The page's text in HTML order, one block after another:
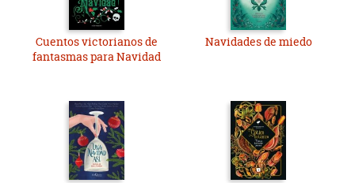
Cuentos victorianos de
fantasmas para Navidad
Navidades de miedo